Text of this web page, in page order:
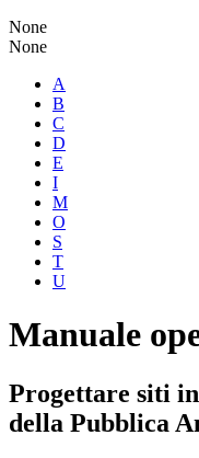
None
None
A
B
C
D
E
I
M
O
S
T
U
Manuale
Progettare siti
della Pubblica